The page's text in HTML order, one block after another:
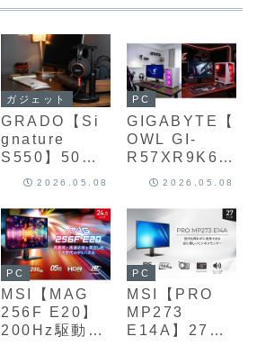
ガジェット
GRADO【Si
gnature
S550】50mm
径S2ドライバ
アン・ウォル
ナット製ハウ
ジングを組み
合わせ、温か
みと自然さを
追求し
た“Signature
Line 第4
2026.05.08
PC
GIGABYTE【
OWL GI-
R57XR9K6T
8G】【SWAN
R57XR9K6T
8G】Ryzen 7
5700Xと
GIGABYTE製
主要パーツを
組み合わせ、
Radeon RX
9060
2026.05.08
PC
MSI【MAG
256F E20】
200Hz駆動・
PC
MSI【PRO
MP273
E14A】27型